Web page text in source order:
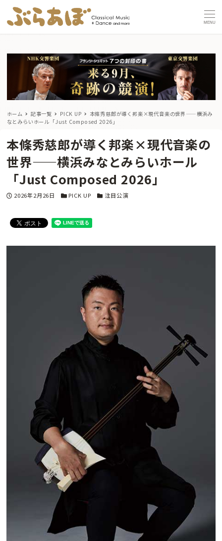
MENU
ホーム 記事一覧 PICK UP
本條秀慈郎が導く邦楽×現代音楽の世界——横浜み
なとみらいホール「Just Composed 2026」
本條秀慈郎が導く邦楽×現代音楽の
世界——横浜みなとみらいホール
「Just Composed 2026」
投稿日
2026年2月26日 カテゴリー
PICK UP カテゴリー
注目公演